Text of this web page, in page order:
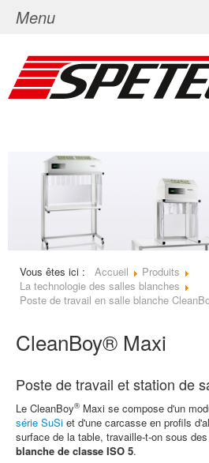
Vous êtes ici : Accueil
Produits
La technologie des salles blanches
Poste de travail en salle blanche
CleanBoy® Maxi
Poste de travail et station de
Le CleanBoy® Maxi se compose d'un
série SuSi et d'une carcasse en profils
surface de la table, travaille-t-on sous
blanche de classe ISO 5.
Menu